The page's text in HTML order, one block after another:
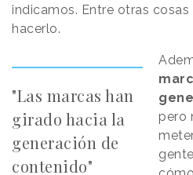
indicamos. Entre otras
hacerlo.
"Las marcas han
girado hacia la
generación de
contenido"
pero